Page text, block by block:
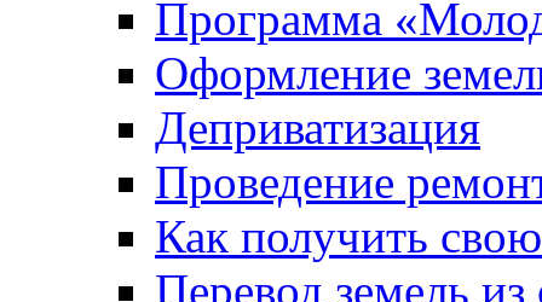
Программа
Оформление
Деприватизация
Проведение
Как получить
Перевод земель